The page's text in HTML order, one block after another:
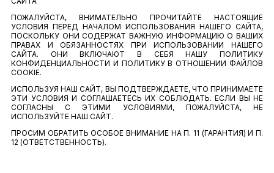
ПОЖАЛУЙСТА, ВНИМАТЕЛЬНО ПРОЧИТАЙТЕ НАСТОЯЩИЕ
УСЛОВИЯ ПЕРЕД НАЧАЛОМ ИСПОЛЬЗОВАНИЯ НАШЕГО САЙТА,
ПОСКОЛЬКУ ОНИ СОДЕРЖАТ ВАЖНУЮ ИНФОРМАЦИЮ О ВАШИХ
ПРАВАХ И ОБЯЗАННОСТЯХ ПРИ ИСПОЛЬЗОВАНИИ НАШЕГО
САЙТА. ОНИ ВКЛЮЧАЮТ В СЕБЯ НАШУ ПОЛИТИКУ
КОНФИДЕНЦИАЛЬНОСТИ И ПОЛИТИКУ В ОТНОШЕНИИ ФАЙЛОВ
COOKIE.
ИСПОЛЬЗУЯ НАШ САЙТ, ВЫ ПОДТВЕРЖДАЕТЕ, ЧТО ПРИНИМАЕТЕ
ЭТИ УСЛОВИЯ И СОГЛАШАЕТЕСЬ ИХ СОБЛЮДАТЬ. ЕСЛИ ВЫ НЕ
СОГЛАСНЫ С ЭТИМИ УСЛОВИЯМИ, ПОЖАЛУЙСТА, НЕ
ИСПОЛЬЗУЙТЕ НАШ САЙТ.
ПРОСИМ ОБРАТИТЬ ОСОБОЕ ВНИМАНИЕ НА П. 11 (ГАРАНТИЯ) И П.
12 (ОТВЕТСТВЕННОСТЬ).